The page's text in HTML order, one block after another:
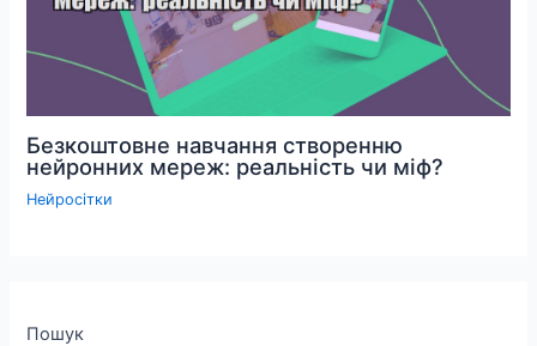
Безкоштовне навчання створенню
нейронних мереж: реальність чи міф?
Нейросітки
Пошук